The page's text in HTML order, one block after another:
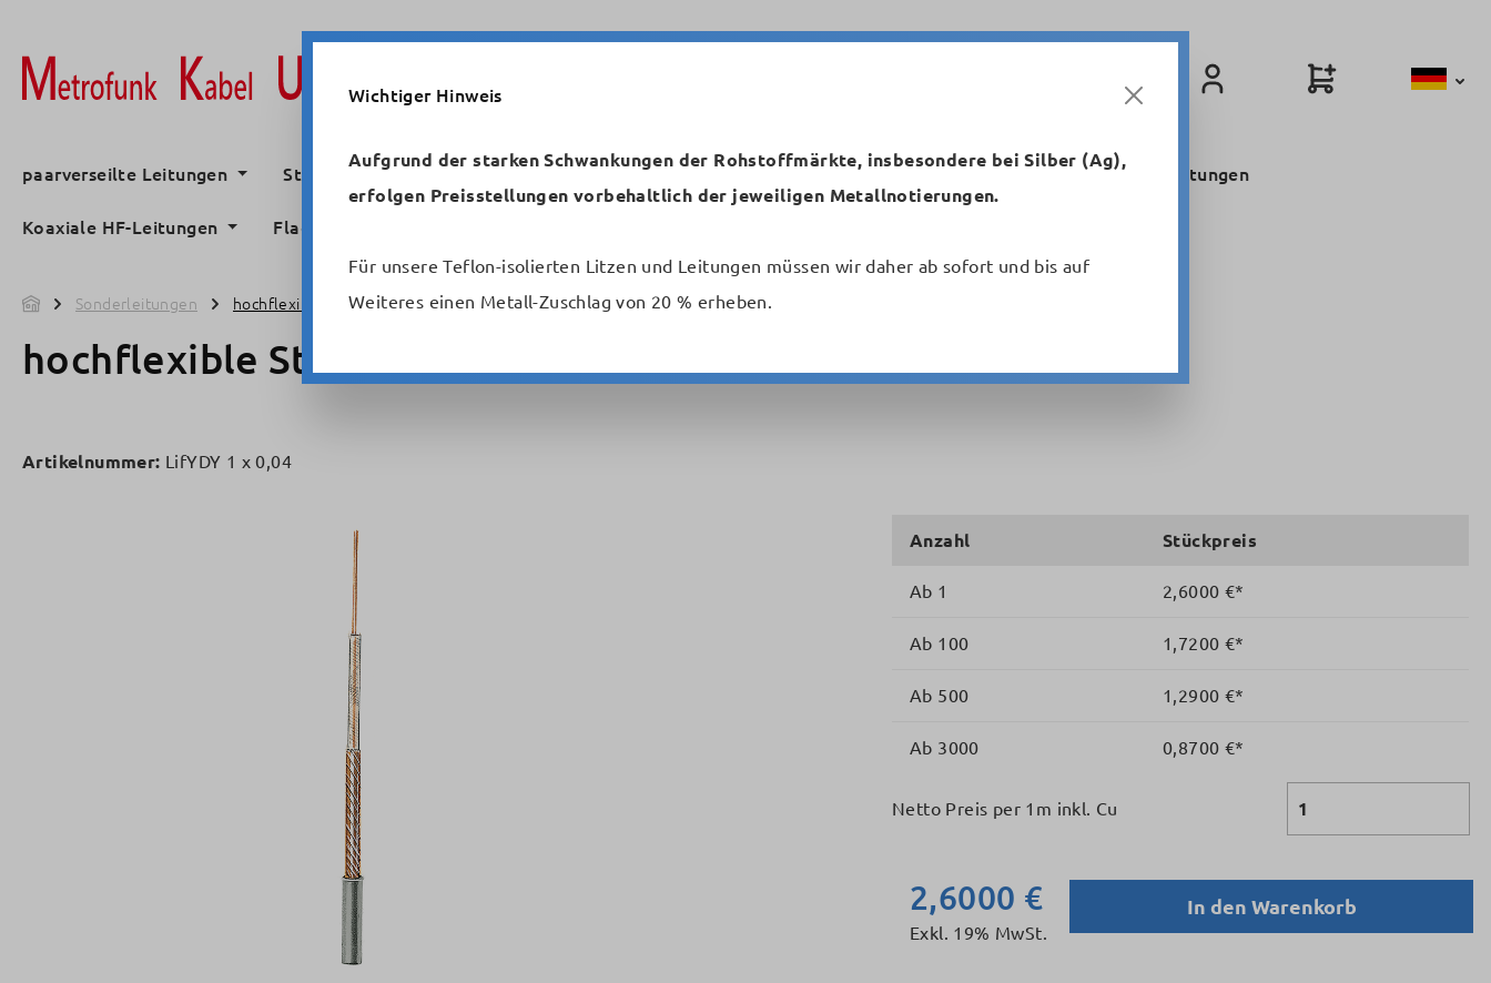
paarverseilte Leitungen Standardsteuerleitungen Temperaturbeständig Starkstromleitungen Niederfrequenzleitungen
Koaxiale HF-Leitungen Flachbandleitungen
MetrofunkSonderleitungen hochflexibel
hochflexible Steuerleitung 0,04 mm² grau
Artikelnummer: LifYDY 1 x 0,04
Anzahl Stückpreis
Ab 1 2,6000 €*
Ab 100 1,7200 €*
Ab 500 1,2900 €*
Ab 3000 0,8700 €*
Netto Preis per 1m inkl. Cu
2,6000 €
Exkl. 19% MwSt.
In den Warenkorb
Wichtiger Hinweis
Aufgrund der starken Schwankungen der Rohstoffmärkte, insbesondere bei Silber (Ag),
erfolgen Preisstellungen vorbehaltlich der jeweiligen Metallnotierungen.
Für unsere Teflon-isolierten Litzen und Leitungen müssen wir daher ab sofort und bis auf
Weiteres einen Metall-Zuschlag von 20 % erheben.